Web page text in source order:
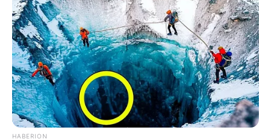
η διαδικασία, των διαδοχικών φυτεύσεων, επαναληφθεί
οι σπόροι θα επανέλθουν στην κανονική τους κατάσταση.
Αλλά αν το κάνεις θεωρείσαι κλέφτης. Στα δε ζώα
ελέγχεται η αναπαραγωγή τους. Μετά την μετάλλαξη των
φυτών και ζώων, ήρθε και η σειρά των ανθρώπων.
Φυσική εξέλιξη σύμφωνα με τα άρρωστα μυαλά που
διοικούν τον πλανήτη.
Πληροφοριακά, στον κόσμο των πατεντών των ΗΠΑ
HABERION